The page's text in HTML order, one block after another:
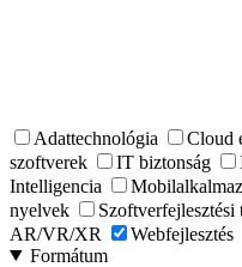
Adattechnológia Cloud
szoftverek
IT biztonság
Intelligencia
nyelvek
Szoftverfejlesztési
AR/VR/XR
Webfejlesztés
Formátum